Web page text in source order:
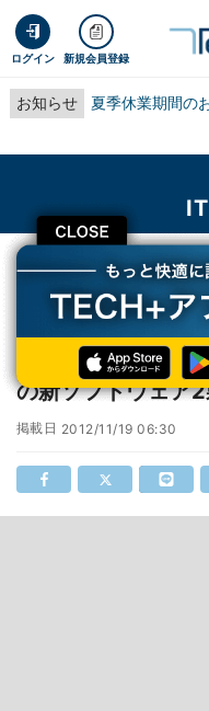
ログイン 新規会員登録
お知らせ 夏季休業期間の
TECH+ 企業IT
ITインフラ
IBM、製品のプロセス全体を簡
IBM、製品のプロ
の新ソフトウェア
掲載日 2012/11/19 06:30